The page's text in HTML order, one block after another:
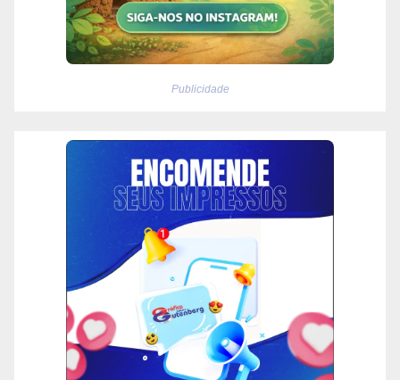
Publicidade